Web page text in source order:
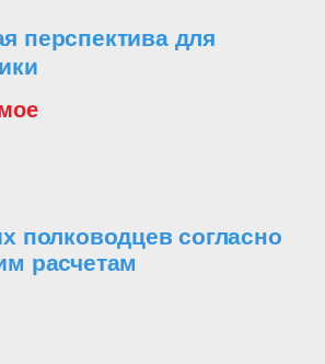
перспектива для
полководцев согласно
расчетам